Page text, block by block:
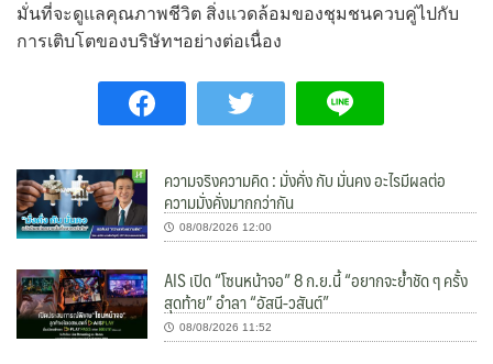
มั่นที่จะดูแลคุณภาพชีวิต สิ่งแวดล้อมของชุมชนควบคู่ไปกับ
การเติบโตของบริษัทฯอย่างต่อเนื่อง
ความจริงความคิด : มั่งคั่ง กับ มั่นคง อะไรมีผลต่อ
ความมั่งคั่งมากกว่ากัน
08/08/2026 12:00
AIS เปิด “โซนหน้าจอ” 8 ก.ย.นี้ “อยากจะย้ำชัด ๆ ครั้ง
สุดท้าย” อำลา “อัสนี-วสันต์”
08/08/2026 11:52